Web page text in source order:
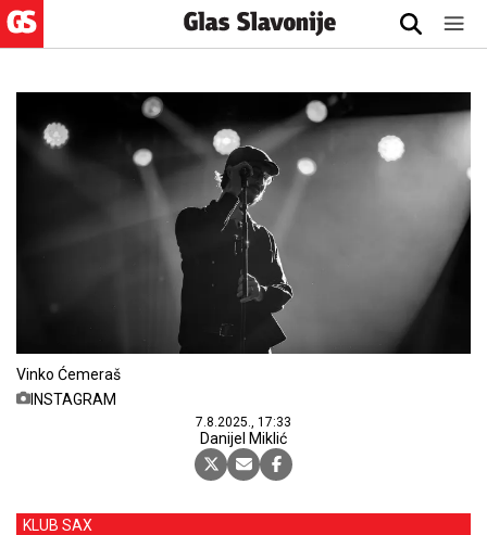
Vinko Ćemeraš
INSTAGRAM
7.8.2025., 17:33
Danijel Miklić
KLUB SAX